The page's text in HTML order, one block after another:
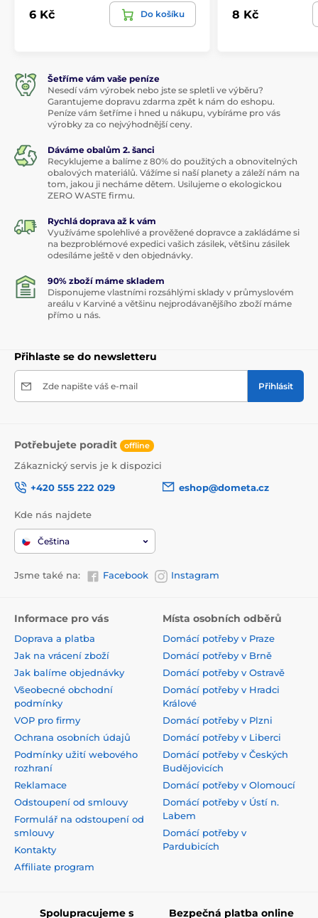
6 Kč Do košíku 8 Kč
Šetříme vám vaše peníze
Nesedí vám výrobek nebo jste se spletli ve výběru?
Garantujeme dopravu zdarma zpět k nám do eshopu.
Peníze vám šetříme i hned u nákupu, vybíráme pro vás
výrobky za co nejvýhodnější ceny.
Dáváme obalům 2. šanci
Recyklujeme a balíme z 80% do použitých a obnovitelných
obalových materiálů. Vážíme si naší planety a záleží nám na
tom, jakou ji necháme dětem. Usilujeme o ekologickou
ZERO WASTE firmu.
Rychlá doprava až k vám
Využíváme spolehlivé a prověžené dopravce a zakládáme si
na bezproblémové expedici vašich zásilek, většinu zásilek
odesíláme ještě v den objednávky.
90% zboží máme skladem
Disponujeme vlastními rozsáhlými sklady v průmyslovém
areálu v Karviné a většinu nejprodávanějšího zboží máme
přímo u nás.
Přihlaste se do newsletteru
Zde napište váš e-mail Přihlásit
Potřebujete poradit offline
Zákaznický servis je k dispozici
+420 555 222 029
eshop@dometa.cz
Kde nás najdete
Čeština
Jsme také na: Facebook Instagram
Informace pro vás
Doprava a platba
Jak na vrácení zboží
Jak balíme objednávky
Všeobecné obchodní
podmínky
VOP pro firmy
Ochrana osobních údajů
Podmínky užití webového
rozhraní
Reklamace
Odstoupení od smlouvy
Formulář na odstoupení od
smlouvy
Kontakty
Affiliate program
Místa osobních odběrů
Domácí potřeby v Praze
Domácí potřeby v Brně
Domácí potřeby v Ostravě
Domácí potřeby v Hradci
Králové
Domácí potřeby v Plzni
Domácí potřeby v Liberci
Domácí potřeby v Českých
Budějovicích
Domácí potřeby v Olomoucí
Domácí potřeby v Ústí n.
Labem
Domácí potřeby v
Pardubicích
Spolupracujeme s Bezpečná platba online